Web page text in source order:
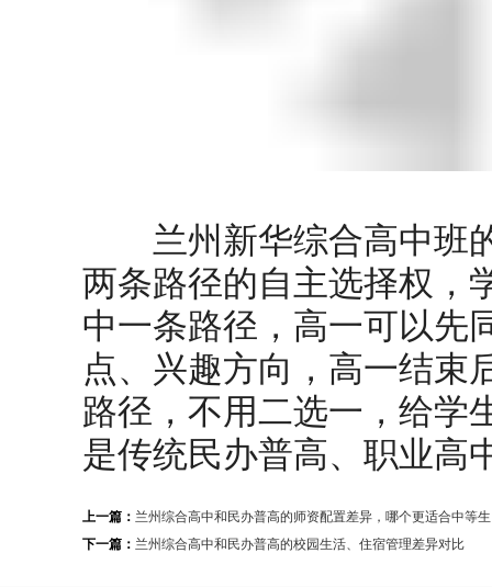
兰州新华综合高中班的
两条路径的自主选择权，
中一条路径，高一可以先
点、兴趣方向，高一结束
路径，不用二选一，给学
是传统民办普高、职业高
上一篇： 兰州综合高中和民办普高的师资配置差异，哪个更适合中等
下一篇： 兰州综合高中和民办普高的校园生活、住宿管理差异对比